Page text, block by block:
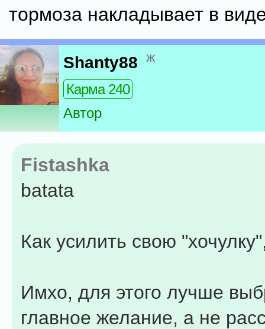
тормоза накладывает в
Shanty88 ж
Карма 240
Автор
Fistashka
batata
Как усилить свою
Имхо, для этого лучше
главное желание, а не